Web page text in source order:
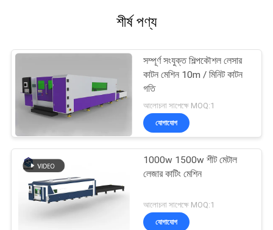
শীর্ষ পণ্য
সম্পূর্ণ সংযুক্ত শিল্পকৌশল লেসার
কাটন মেশিন 10m / মিনিট কাটন
গতি
আলোচনা সাপেক্ষে MOQ:1
যোগাযোগ
1000w 1500w শীট মেটাল
লেজার কাটিং মেশিন
আলোচনা সাপেক্ষে MOQ:1
যোগাযোগ